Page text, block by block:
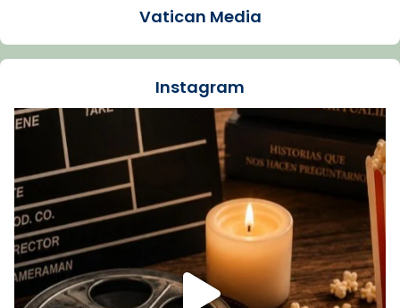
La Carmina va patir depressió. Fa gairebé
dos mesos, a l'Estadi Lluís Companys, la
Recupera l'entrevista comp
Vatican
tican News 👇
www.vaticannews.va/es/iglesia/news/2026-
07/carmina-historia-depresion-papa-viaje-
espana-testimoni...
Foto
View on Facebook · Share
Vatican Media
Instagram